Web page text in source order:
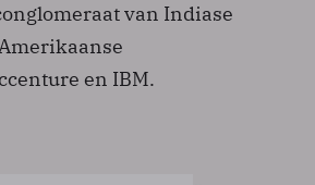
van Indiase
en IBM.